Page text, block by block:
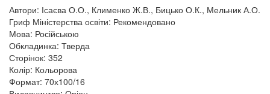
Автори: Ісаєва О.О., Клименко Ж.В., Бицько О.К., Мельник А.О.
Гриф Міністерства освіти: Рекомендовано
Мова: Російською
Обкладинка: Тверда
Сторінок: 352
Колір: Кольорова
Формат: 70х100/16